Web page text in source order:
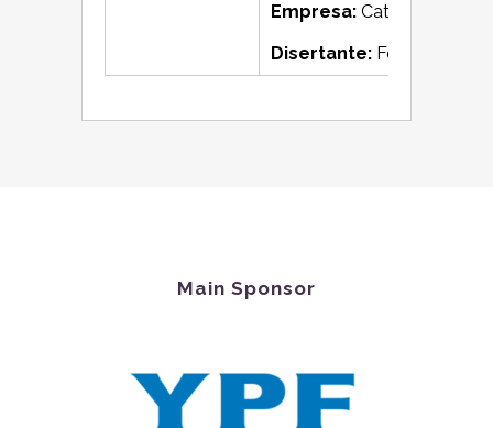
Empresa: Cattler y Club
Disertante: Federico
Main Sponsor